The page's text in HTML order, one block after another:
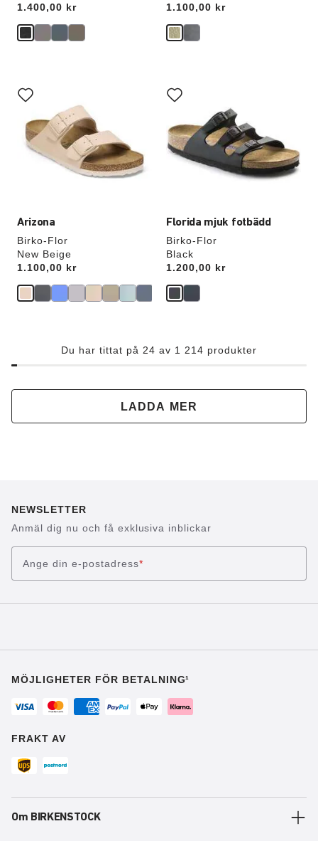
Price:
1.400,00 kr
Price:
1.100,00 kr
Arizona
Birko-Flor
New Beige
Price:
1.100,00 kr
med
provfärger
kommer
uppdatera
produktbilden
Florida mjuk fotbädd
Birko-Flor
Black
Price:
1.200,00 kr
med
provfärger
att
uppdatera
produktbilden
Du har tittat på 24 av 1 214 produkter
LADDA MER
NEWSLETTER
Anmäl dig nu och få exklusiva inblickar
Ange din e-postadress*
MÖJLIGHETER FÖR BETALNING¹
FRAKT AV
Om BIRKENSTOCK